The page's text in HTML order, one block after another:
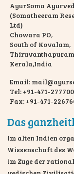
AyurSoma
(Somatheeram
Ltd)
Chowara PO,
South of Kovalam,
Kerala,India
Email:
Tel: +91-471-
Fax: +91-471-
Das
Im alten Indien
Wissenschaft des
im Zuge der